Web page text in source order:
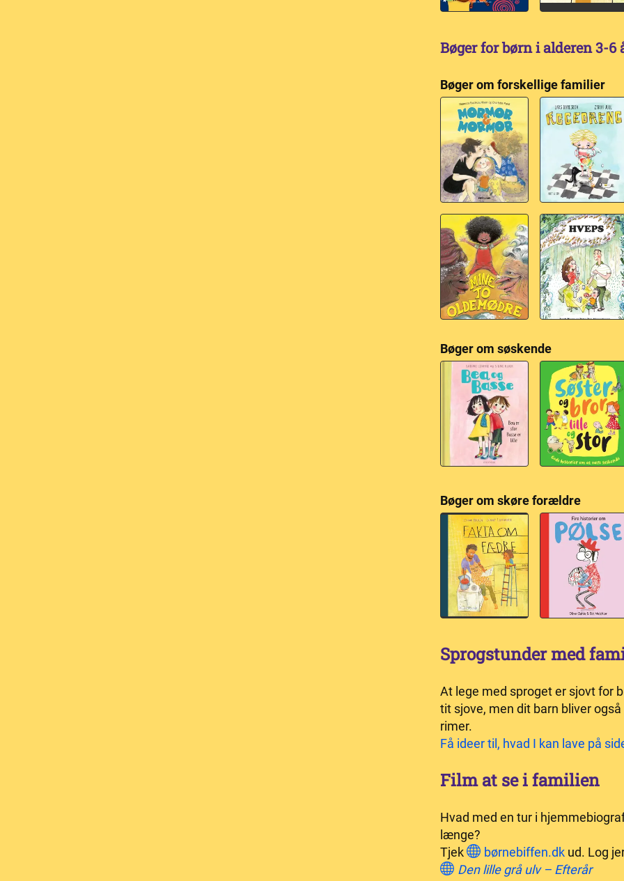
Bøger for børn i alderen 3-6
Bøger om forskellige familier
Bøger om søskende
Bøger om skøre forældre
Sprogstunder med
At lege med sproget er sjovt for
tit sjove, men dit barn bliver
rimer.
Få ideer til, hvad I kan lave på
Film at se i familien
Hvad med en tur i
længe?
Tjek
børnebiffen.dk ud. Log
Den lille grå ulv – Efterår